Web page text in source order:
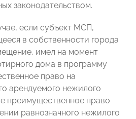
законодательством.
если субъект МСП,
в собственности города
имел на момент
дома в программу
право на
арендуемого нежилого
преимущественное право
равнозначного нежилого